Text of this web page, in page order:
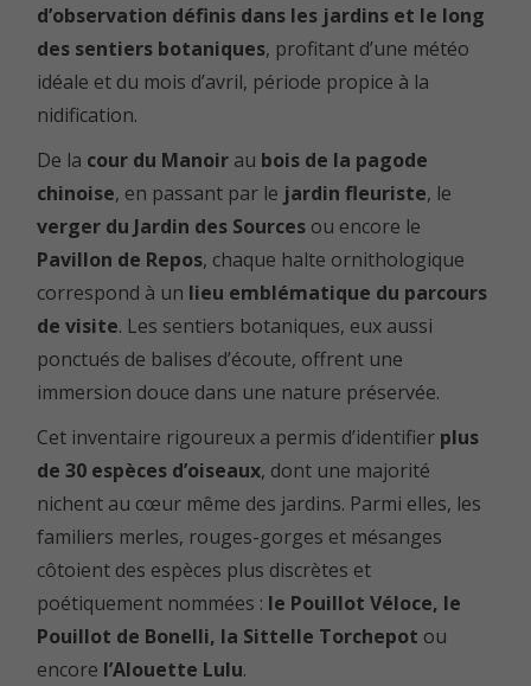
d’observation définis dans les jardins et le long
des sentiers botaniques, profitant d’une météo
idéale et du mois d’avril, période propice à la
nidification.
De la cour du Manoirau bois de la pagode
chinoise, en passant par le jardin fleuriste, le
verger du Jardin des Sourcesou encore le
Pavillon de Repos, chaque halte ornithologique
correspond à un lieu emblématique du parcours
de visite. Les sentiers botaniques, eux aussi
ponctués de balises d’écoute, offrent une
immersion douce dans une nature préservée.
Cet inventaire rigoureux a permis d’identifier plus
de 30 espèces d’oiseaux, dont une majorité
nichent au cœur même des jardins. Parmi elles, les
familiers merles, rouges-gorges et mésanges
côtoient des espèces plus discrètes et
poétiquement nommées : le Pouillot Véloce, le
Pouillot de Bonelli, la Sittelle Torchepot ou
encore l’Alouette Lulu.